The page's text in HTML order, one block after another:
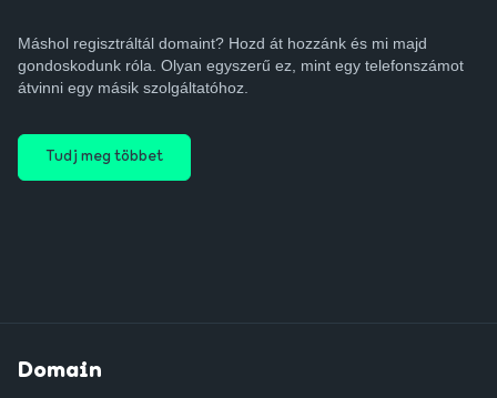
Máshol regisztráltál domaint? Hozd át hozzánk és mi majd
gondoskodunk róla. Olyan egyszerű ez, mint egy telefonszámot
átvinni egy másik szolgáltatóhoz.
Tudj meg többet
Domain